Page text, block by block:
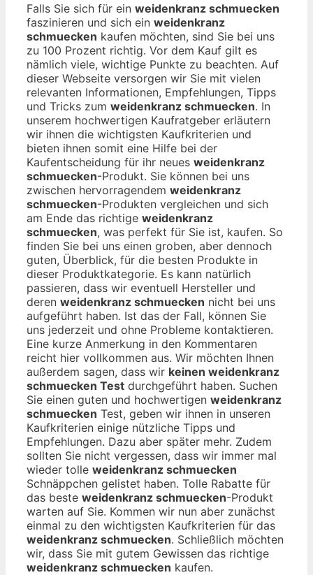
Falls Sie sich für ein weidenkranz schmuecken
faszinieren und sich ein weidenkranz
schmuecken kaufen möchten, sind Sie bei uns
zu 100 Prozent richtig. Vor dem Kauf gilt es
nämlich viele, wichtige Punkte zu beachten. Auf
dieser Webseite versorgen wir Sie mit vielen
relevanten Informationen, Empfehlungen, Tipps
und Tricks zum weidenkranz schmuecken. In
unserem hochwertigen Kaufratgeber erläutern
wir ihnen die wichtigsten Kaufkriterien und
bieten ihnen somit eine Hilfe bei der
Kaufentscheidung für ihr neues weidenkranz
schmuecken-Produkt. Sie können bei uns
zwischen hervorragendem weidenkranz
schmuecken-Produkten vergleichen und sich
am Ende das richtige weidenkranz
schmuecken, was perfekt für Sie ist, kaufen. So
finden Sie bei uns einen groben, aber dennoch
guten, Überblick, für die besten Produkte in
dieser Produktkategorie. Es kann natürlich
passieren, dass wir eventuell Hersteller und
deren weidenkranz schmuecken nicht bei uns
aufgeführt haben. Ist das der Fall, können Sie
uns jederzeit und ohne Probleme kontaktieren.
Eine kurze Anmerkung in den Kommentaren
reicht hier vollkommen aus. Wir möchten Ihnen
außerdem sagen, dass wir keinen weidenkranz
schmuecken Test durchgeführt haben. Suchen
Sie einen guten und hochwertigen weidenkranz
schmuecken Test, geben wir ihnen in unseren
Kaufkriterien einige nützliche Tipps und
Empfehlungen. Dazu aber später mehr. Zudem
sollten Sie nicht vergessen, dass wir immer mal
wieder tolle weidenkranz schmuecken
Schnäppchen gelistet haben. Tolle Rabatte für
das beste weidenkranz schmuecken-Produkt
warten auf Sie. Kommen wir nun aber zunächst
einmal zu den wichtigsten Kaufkriterien für das
weidenkranz schmuecken. Schließlich möchten
wir, dass Sie mit gutem Gewissen das richtige
weidenkranz schmuecken kaufen.